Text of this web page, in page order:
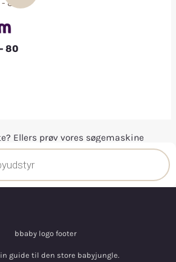
80
Ellers prøv vores søgemaskine
guide til den store babyjungle.